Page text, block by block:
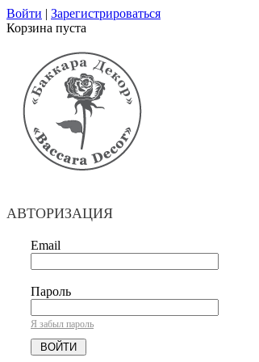
Войти | Зарегистрироваться
Корзина пуста
АВТОРИЗАЦИЯ
Email
Пароль
Я забыл пароль